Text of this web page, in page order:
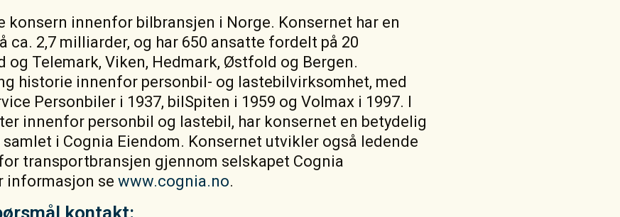
konsern innenfor bilbransjen i Norge. Konsernet har en
ca. 2,7 milliarder, og har 650 ansatte fordelt på 20
og Telemark, Viken, Hedmark, Østfold og Bergen.
historie innenfor personbil- og lastebilvirksomhet, med
Personbiler i 1937, bilSpiten i 1959 og Volmax i 1997. I
innenfor personbil og lastebil, har konsernet en betydelig
i Cognia Eiendom. Konsernet utvikler også ledende
transportbransjen gjennom selskapet Cognia
informasjon se www.cognia.no.
kontakt: